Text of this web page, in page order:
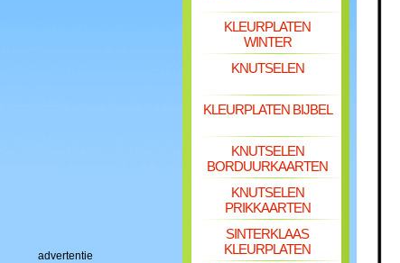
advertentie
KLEURPLATEN
WINTER
KNUTSELEN
KLEURPLATEN BIJBEL
KNUTSELEN
BORDUURKAARTEN
KNUTSELEN
PRIKKAARTEN
SINTERKLAAS
KLEURPLATEN